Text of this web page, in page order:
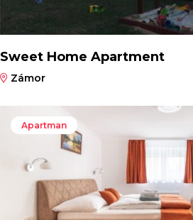
Sweet Home Apartment
Zámor
Apartman